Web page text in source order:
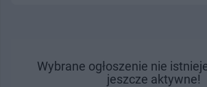
Wybrane ogłoszenie nie
jeszcze aktywne!